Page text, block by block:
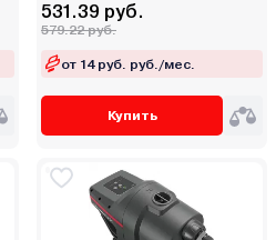
531.39 руб.
579.22 руб.
от 14 руб. руб./мес.
Купить